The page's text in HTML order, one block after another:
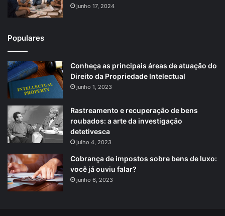
junho 17, 2024
Populares
Conheça as principais áreas de atuação do
Direito da Propriedade Intelectual
junho 1, 2023
Rastreamento e recuperação de bens
roubados: a arte da investigação
detetivesca
julho 4, 2023
Cobrança de impostos sobre bens de luxo:
você já ouviu falar?
junho 6, 2023